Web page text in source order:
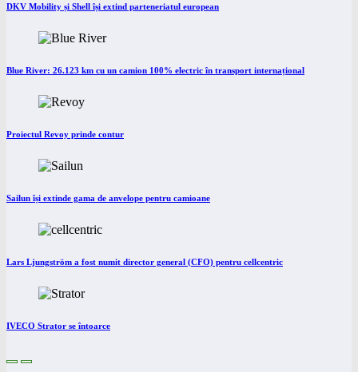
DKV Mobility și Shell își extind parteneriatul european
Blue River: 26.123 km cu un camion 100% electric în transport internațional
Proiectul Revoy prinde contur
Sailun își extinde gama de anvelope pentru camioane
Lars Ljungström a fost numit director general (CFO) pentru cellcentric
IVECO Strator se întoarce